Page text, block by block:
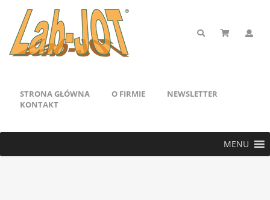
STRONA GŁÓWNA O FIRMIE
NEWSLETTER
KONTAKT
MENU